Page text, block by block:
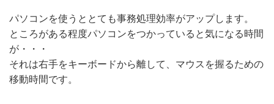
パソコンを使うととても事務処理効率がアップします。
ところがある程度パソコンをつかっていると気になる時間
が・・・
それは右手をキーボードから離して、マウスを握るための
移動時間です。